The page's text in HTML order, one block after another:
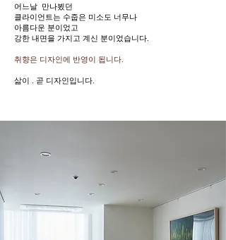
어느날 만나뵜던
클라이언트는 수줍은 미소도 너무나
아름다운 분이었고
강한 내면을 가지고 계신 분이었습니다.
취향은 디자인에 반영이 됩니다.
삶이 . 곧 디자인입니다.